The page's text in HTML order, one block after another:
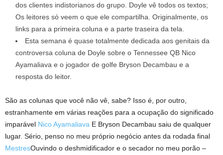
dos clientes indistorianos do grupo. Doyle vê todos os textos;
Os leitores só veem o que ele compartilha. Originalmente, os
links para a primeira coluna e a parte traseira da tela.
Esta semana é quase totalmente dedicada aos genitais da
controversa coluna de Doyle sobre o Tennessee QB Nico
Ayamaliava e o jogador de golfe Bryson Decambau e a
resposta do leitor.
São as colunas que você não vê, sabe? Isso é, por outro,
estranhamente em várias reações para a ocupação do significado
imparável Nico Ayamaliava E Bryson Decambau saiu de qualquer
lugar. Sério, penso no meu próprio negócio antes da rodada final
MestresOuvindo o deshmidificador e o secador no meu porão –